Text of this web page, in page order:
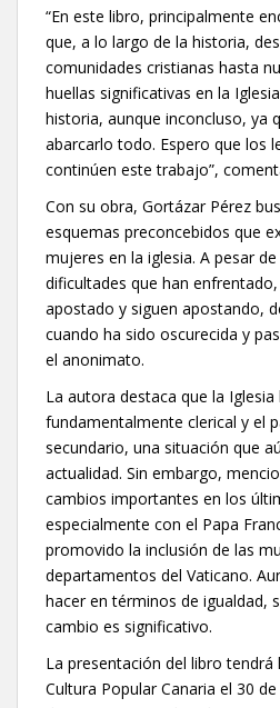
“En este libro, principalmente
que, a lo largo de la historia,
comunidades cristianas hasta
huellas significativas en la
historia, aunque inconcluso, ya
abarcarlo todo. Espero que los
continúen este trabajo”,
Con su obra, Gortázar Pérez
esquemas preconcebidos que
mujeres en la iglesia. A pesar
dificultades que han
apostado y siguen apostando,
cuando ha sido oscurecida y
el anonimato.
La autora destaca que la Iglesia
fundamentalmente clerical y el
secundario, una situación que
actualidad. Sin embargo,
cambios importantes en los
especialmente con el Papa
promovido la inclusión de las
departamentos del Vaticano.
hacer en términos de igualdad,
cambio es significativo.
La presentación del libro tendrá
Cultura Popular Canaria el 30